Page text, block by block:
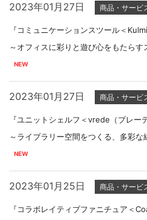
2023年01月27日 商品・サービ
『コミュニケーションスツール＜
～オフィスに彩りと遊び心をもたらす
2023年01月27日 商品・サービ
『ユニットシェルフ＜vrede（ブレー
～ライブラリー空間をつくる、多彩な
2023年01月25日 商品・サービ
『コラボレイティブファニチュア＜